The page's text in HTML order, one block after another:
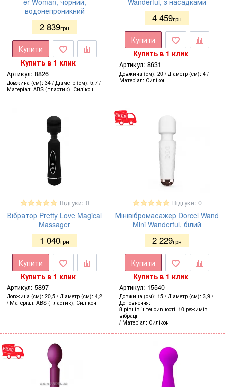
водонепроникний
2 839грн
Купити
Купить в 1 клик
Артикул: 8826
Довжина (см) 34 Діаметр (см) 5,7
Матеріал ABS (пластик), Силікон
4 459грн
Купити
Купить в 1 клик
Артикул: 8631
Довжина (см) 20 Діаметр (см) 4
Матеріал Силікон
Відгуки: 0
Вібратор Pretty Love Magical
Massager
1 040грн
Купити
Купить в 1 клик
Артикул: 5897
Довжина (см) 20,5 Діаметр (см) 4,2
Матеріал ABS (пластик), Силікон
Відгуки: 0
Мінівібромасажер Dorcel Wand
Mini Wanderful, білий
2 229грн
Купити
Купить в 1 клик
Артикул: 15540
Довжина (см) 15 Діаметр (см) 3,9
Доповнення
8 рівнів інтенсивності, 10 режимів
вібрації
Матеріал Силікон